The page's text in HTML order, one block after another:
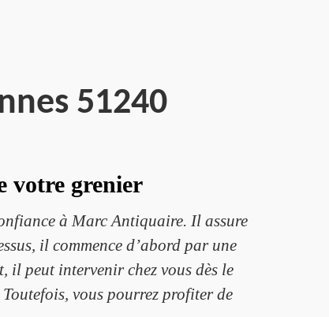
51240
votre grenier
à Marc Antiquaire. Il assure
il commence d’abord par une
il peut intervenir chez vous dès le
vous pourrez profiter de